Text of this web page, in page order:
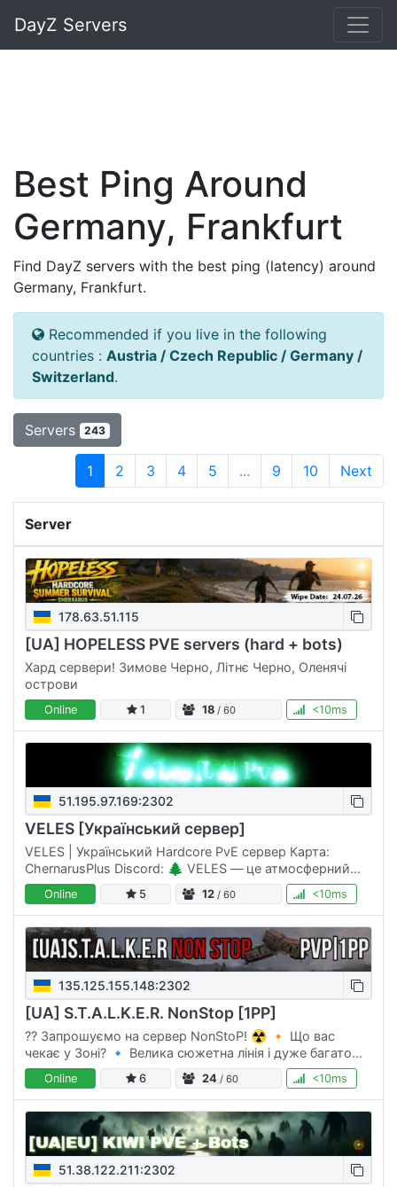
DayZ Servers
Best Ping Around
Germany, Frankfurt
Find DayZ servers with the best ping (latency) around
Germany, Frankfurt.
Recommended if you live in the following
countries : Austria / Czech Republic / Germany /
Switzerland.
Servers 243
1 2 3 4 5 ... 9 10 Next
Server
178.63.51.115
[UA] HOPELESS PVE servers (hard + bots)
Хард сервери! Зимове Черно, Літнє Черно, Оленячі
острови
Online 1 18 / 60 <10ms
51.195.97.169:2302
VELES [Український сервер]
VELES | Український Hardcore PvE сервер Карта:
ChernarusPlus Discord: 🌲 VELES — це атмосферний
український PvE сервер у світі DayZ, створений для
тих, хто шукає справжнє…
Online 5 12 / 60 <10ms
135.125.155.148:2302
[UA] S.T.A.L.K.E.R. NonStop [1PP]
??️ Запрошуємо на сервер NonStoP! ☢️ 🔸 Що вас
чекає у Зоні? 🔹 Велика сюжетна лінія і дуже багато
другорядних завдань. 🔹 Система збереження
спорядження після смерті – не…
Online 6 24 / 60 <10ms
51.38.122.211:2302